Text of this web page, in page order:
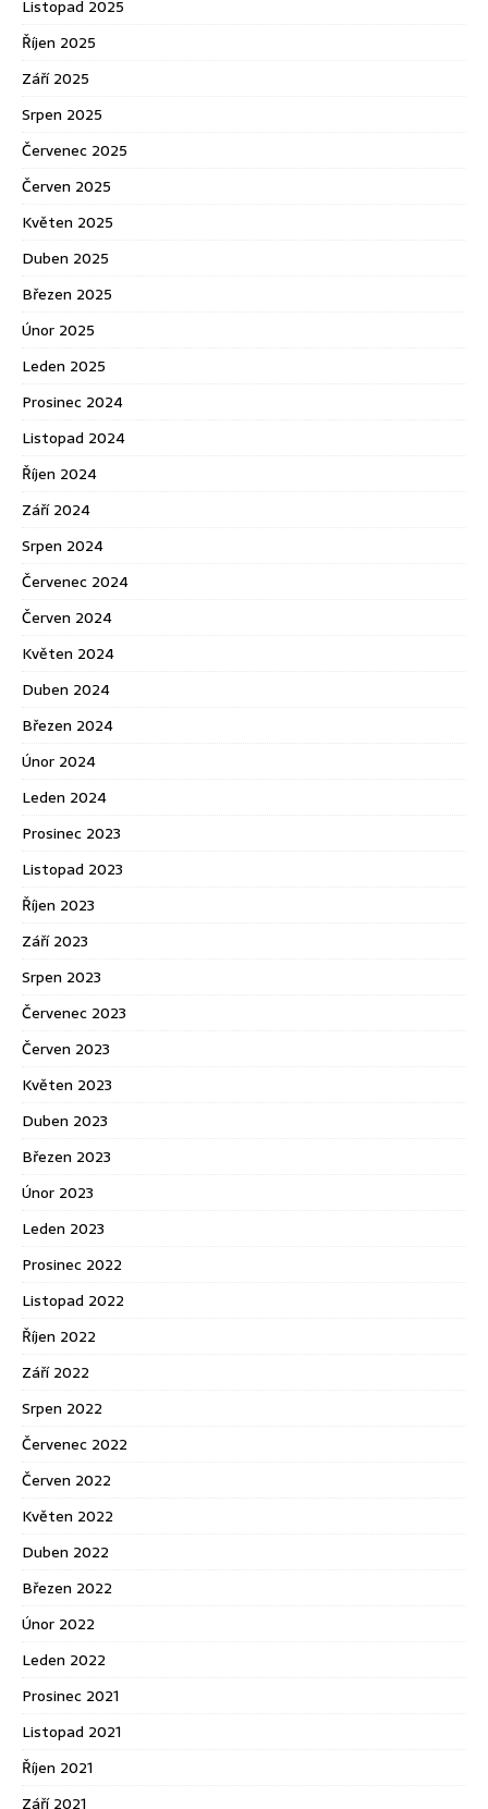
Listopad 2025
Říjen 2025
Září 2025
Srpen 2025
Červenec 2025
Červen 2025
Květen 2025
Duben 2025
Březen 2025
Únor 2025
Leden 2025
Prosinec 2024
Listopad 2024
Říjen 2024
Září 2024
Srpen 2024
Červenec 2024
Červen 2024
Květen 2024
Duben 2024
Březen 2024
Únor 2024
Leden 2024
Prosinec 2023
Listopad 2023
Říjen 2023
Září 2023
Srpen 2023
Červenec 2023
Červen 2023
Květen 2023
Duben 2023
Březen 2023
Únor 2023
Leden 2023
Prosinec 2022
Listopad 2022
Říjen 2022
Září 2022
Srpen 2022
Červenec 2022
Červen 2022
Květen 2022
Duben 2022
Březen 2022
Únor 2022
Leden 2022
Prosinec 2021
Listopad 2021
Říjen 2021
Září 2021